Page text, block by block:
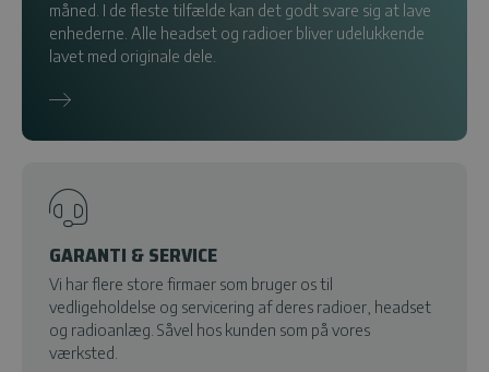
måned. I de fleste tilfælde kan det godt svare sig at lave
enhederne. Alle headset og radioer bliver udelukkende
lavet med originale dele.
GARANTI & SERVICE
Vi har flere store firmaer som bruger os til
vedligeholdelse og servicering af deres radioer, headset
og radioanlæg. Såvel hos kunden som på vores
værksted.